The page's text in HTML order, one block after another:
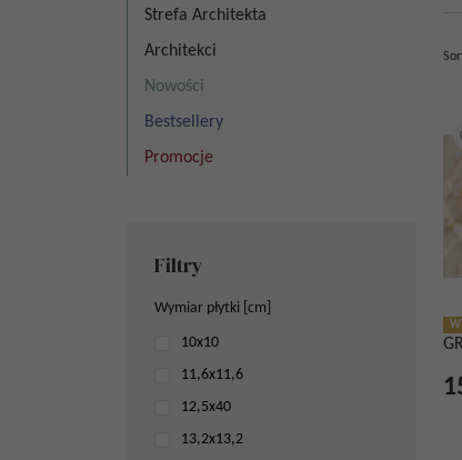
Strefa Architekta
Architekci
Nowości
Bestsellery
Promocje
Filtry
Wymiar płytki [cm]
10x10
11,6x11,6
12,5x40
13,2x13,2